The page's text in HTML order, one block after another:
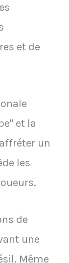
et de
et la
un
les
de
une
Même